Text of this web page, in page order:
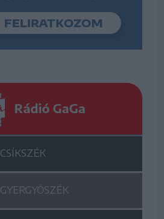
Rádió GaGa
CSÍKSZÉK
GYERGYÓSZÉK